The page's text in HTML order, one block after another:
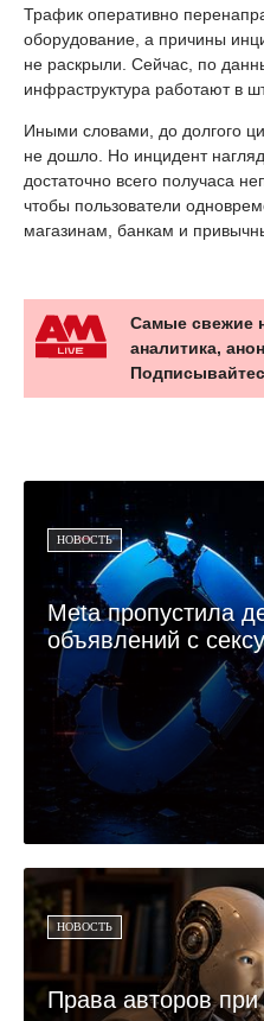
Трафик оперативно
оборудование, а причины
не раскрыли. Сейчас, по
инфраструктура работают в
Иными словами, до долгого
не дошло. Но инцидент
достаточно всего получаса
чтобы пользователи
магазинам, банкам и
Самые свежие
аналитика,
НОВОСТЬ
Meta пропустила
объявлений с
НОВОСТЬ
Права авторов